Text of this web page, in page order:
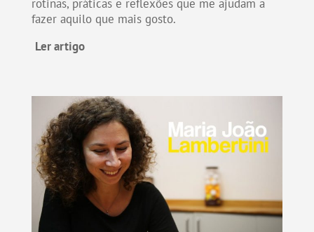
rotinas, práticas e reflexões que me ajudam a
fazer aquilo que mais gosto.
Ler artigo